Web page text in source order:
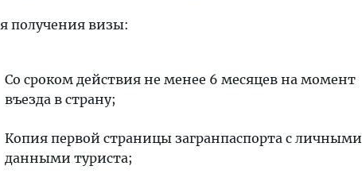
получения визы:
Со сроком действия не менее 6 месяцев на момент
въезда в страну;
Копия первой страницы загранпаспорта с личными
данными туриста;